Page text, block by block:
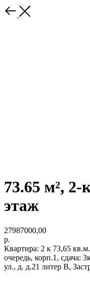
73.65 м², 2-
этаж
27987000,00
р.
Квартира: 2 к 73,65
очередь, корп.1, сдача:
ул., д. д.21 литер В,